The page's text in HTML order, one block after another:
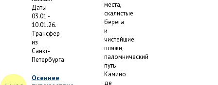
Даты
03.01 -
10.01.26.
Трансфер
из
Санкт-
Петербурга
Осеннее
места,
скалистые
берега
и
чистейшие
пляжи,
паломнический
путь
Камино
де